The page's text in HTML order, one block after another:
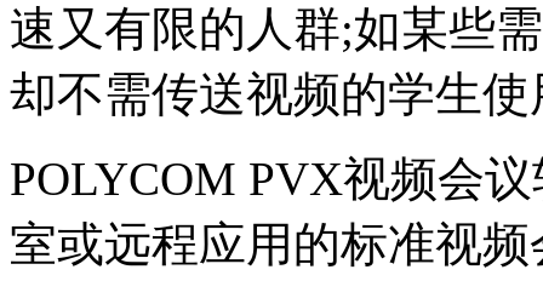
速又有限的人群;如某些
却不需传送视频的学生使
POLYCOM PVX视频会
室或远程应用的标准视